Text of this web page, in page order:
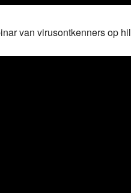
van virusontkenners op